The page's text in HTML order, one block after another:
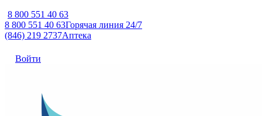
8 800 551 40 63
8 800 551 40 63Горячая линия 24/7
(846) 219 2737Аптека
Войти